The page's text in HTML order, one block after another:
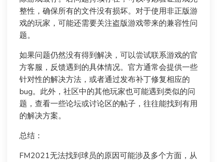
整性，确保所有的文件没有损坏。对于使用非正版游
戏的玩家，可能还需要关注盗版游戏带来的兼容性问
题。
如果问题仍然没有得到解决，可以尝试联系游戏的官
方客服，反馈遇到的具体情况。官方通常会提供一些
针对性的解决方法，或者通过发布补丁修复相应的
bug。此外，社区中的其他玩家也可能遇到类似的问
题，查看一些论坛或讨论区的帖子，往往能找到有用
的解决方案。
总结：
FM2021无法找到球员的原因可能涉及多个方面，从